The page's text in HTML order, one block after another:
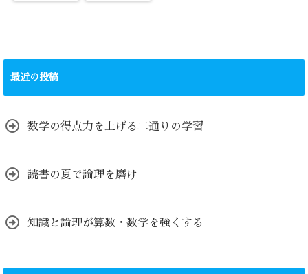
最近の投稿
数学の得点力を上げる二通りの学習
読書の夏で論理を磨け
知識と論理が算数・数学を強くする